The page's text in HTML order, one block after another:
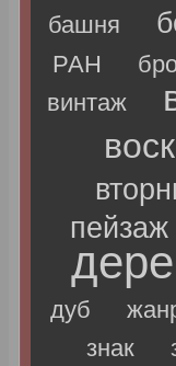
башня
РАН
винтаж
пейзаж
дуб
знак